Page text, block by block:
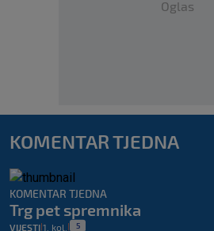
Oglas
KOMENTAR TJEDNA
KOMENTAR TJEDNA
Trg pet spremnika
VIJESTI 1. kol. 5